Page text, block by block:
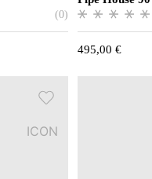
(0)
495,00 €
ICON